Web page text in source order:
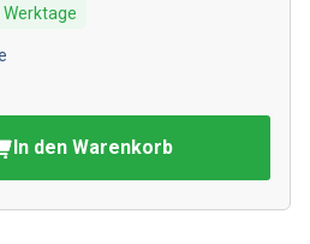
Werktage
In den Warenkorb